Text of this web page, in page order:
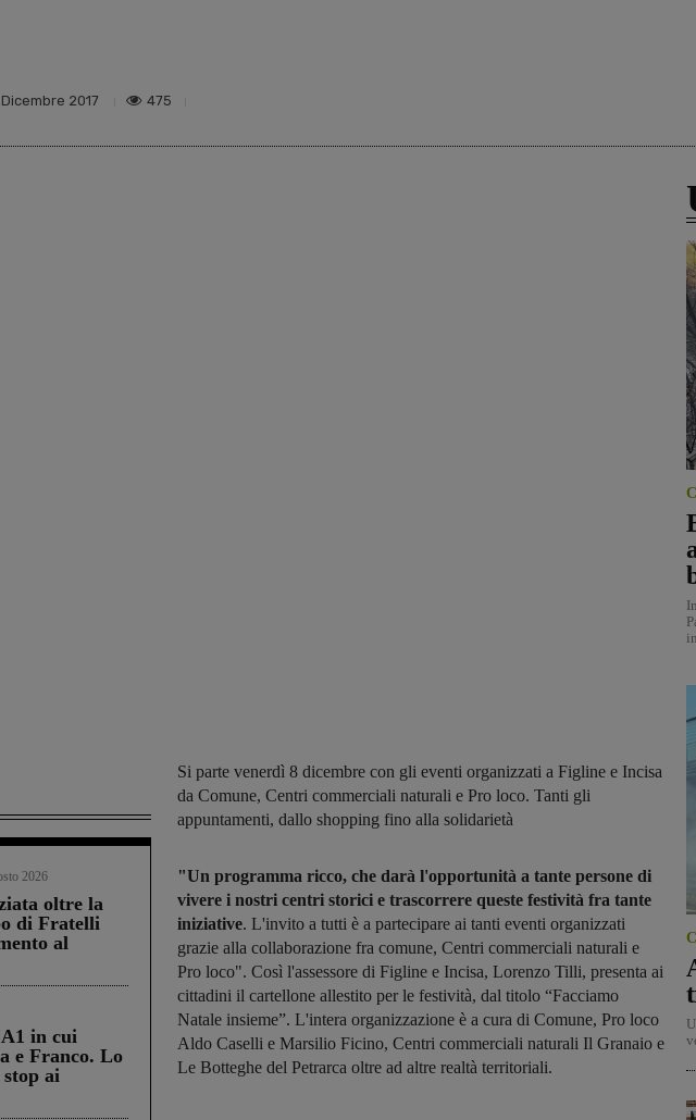
2017 475
2026
oltre la
di Fratelli
al
in cui
e Franco. Lo
ai
Si parte venerdì 8 dicembre con gli eventi organizzati a Figline e Incisa
da Comune, Centri commerciali naturali e Pro loco. Tanti gli
appuntamenti, dallo shopping fino alla solidarietà
"Un programma ricco, che darà l'opportunità a tante persone di
vivere i nostri centri storici e trascorrere queste festività fra tante
iniziative. L'invito a tutti è a partecipare ai tanti eventi organizzati
grazie alla collaborazione fra comune, Centri commerciali naturali e
Pro loco". Così l'assessore di Figline e Incisa, Lorenzo Tilli, presenta ai
cittadini il cartellone allestito per le festività, dal titolo “Facciamo
Natale insieme”. L'intera organizzazione è a cura di Comune, Pro loco
Aldo Caselli e Marsilio Ficino, Centri commerciali naturali Il Granaio e
Le Botteghe del Petrarca oltre ad altre realtà territoriali.